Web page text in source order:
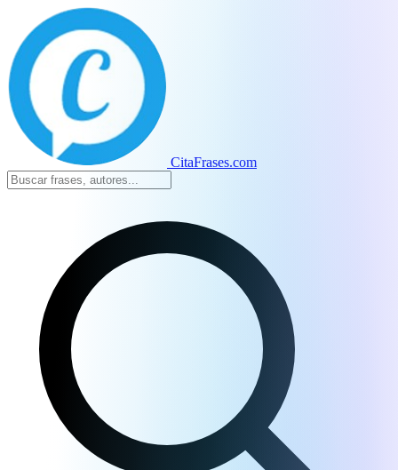
CitaFrases.com